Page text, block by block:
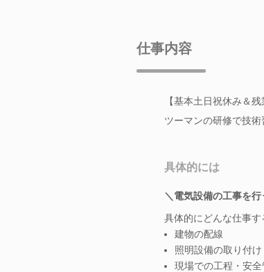
仕事内容
【基本土日祝休み＆
ツーマンの研修で技術
具体的には
＼電気設備の工事を
具体的にどんな仕事す
建物の配線
照明設備の取り付け
現場での工程・安全